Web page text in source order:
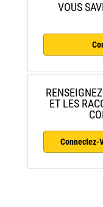
VOUS
ET LES
Connectez-